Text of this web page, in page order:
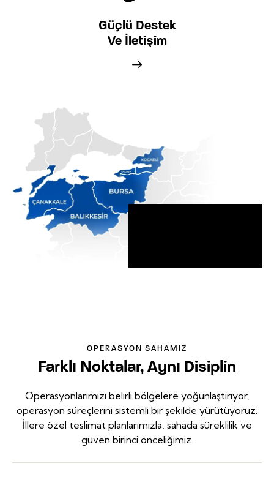
Güçlü Destek
Ve İletişim
OPERASYON SAHAMIZ
Farklı Noktalar, Aynı Disiplin
Operasyonlarımızı belirli bölgelere yoğunlaştırıyor,
operasyon süreçlerini sistemli bir şekilde yürütüyoruz.
İllere özel teslimat planlarımızla, sahada süreklilik ve
güven birinci önceliğimiz.